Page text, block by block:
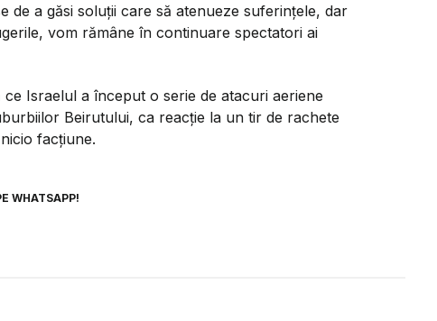
de a găsi soluții care să atenueze suferințele, dar
vom rămâne în continuare spectatori ai
Israelul a început o serie de atacuri aeriene
Beirutului, ca reacție la un tir de rachete
facțiune.
WHATSAPP!